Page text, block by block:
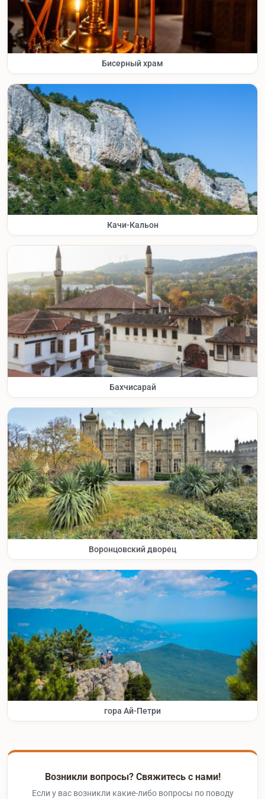
Бисерный храм
Качи-Кальон
Бахчисарай
Воронцовский дворец
гора Ай-Петри
Возникли вопросы? Свяжитесь с нами!
Если у вас возникли какие-либо вопросы по поводу